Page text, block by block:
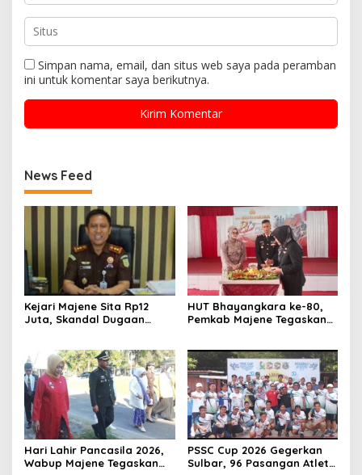
Simpan nama, email, dan situs web saya pada peramban
ini untuk komentar saya berikutnya.
News Feed
Kejari Majene Sita Rp12
Juta, Skandal Dugaan
HUT Bhayangkara ke-80,
Pemkab Majene Tegaskan
Masyarakat”
Hari Lahir Pancasila 2026,
Wabup Majene Tegaskan
PSSC Cup 2026 Gegerkan
Sulbar, 96 Pasangan Atlet